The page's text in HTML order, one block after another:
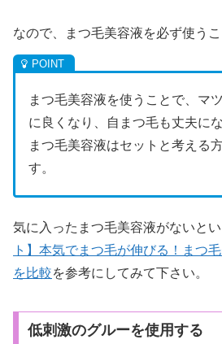
なので、まつ毛美容液を必ず使う
まつ毛美容液を使うことで、マ
に良くなり、自まつ毛も丈夫に
まつ毛美容液はセットと考える
す。
気に入ったまつ毛美容液がないとい
ト】本気でまつ毛が伸びる！まつ
を比較を参考にしてみて下さい。
低刺激のグルーを使用する